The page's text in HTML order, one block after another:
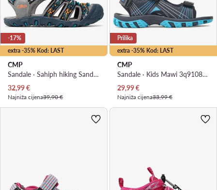
extra -35% Kod: LAST
-17%
CMP
Sandale · Sahiph hiking Sandal 30Q9524 · Siva
Trenutna cijena
32,99€
Najniža cijena39,90 €
extra -35% Kod: LAST
Prilika
CMP
Sandale · Kids Mawi 3q91086 · Siva
Trenutna cijena
29,99€
Najniža cijena33,99 €